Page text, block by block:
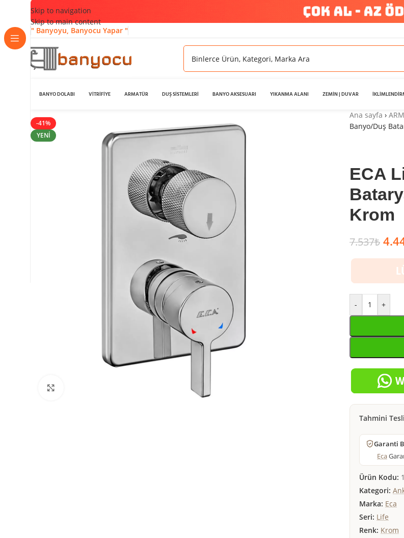
Skip to navigation
Skip to main content
" Banyoyu, Banyocu Yapar "
BANYO DOLABI VİTRİFİYE ARMATÜR DUŞ SİSTEMLERİ BANYO AKSESUARI YIKANMA ALANI ZEMİN | DUVAR
-41%
YENI
Ana sayfa ›
Banyo/Duş
ECA
Krom
7.537₺
- +
Tahmini
Garanti
Eca
Ürün Kodu:
Kategori:
Marka: Eca
Seri: Life
Renk: Krom